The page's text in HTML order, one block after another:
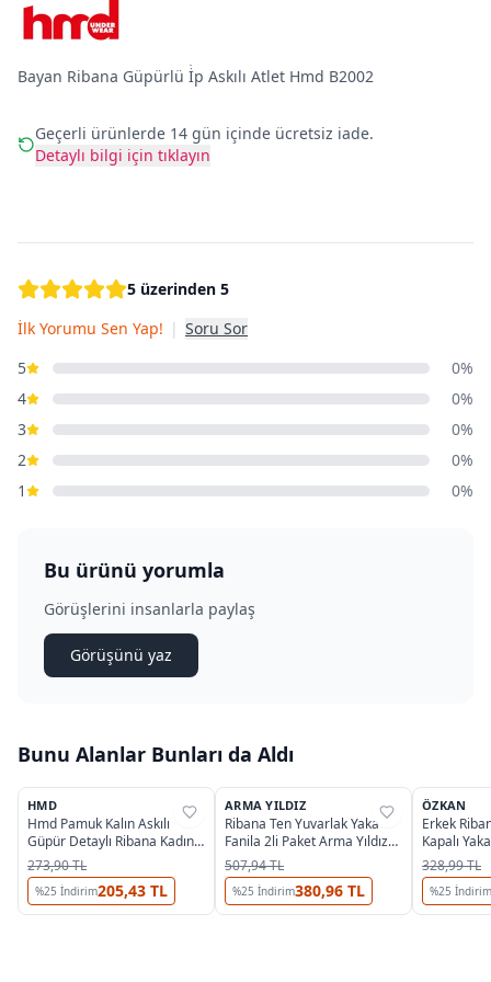
Bayan Ribana Güpürlü İ̇p Askılı Atlet Hmd B2002
Geçerli ürünlerde 14 gün içinde ücretsiz iade.
Detaylı bilgi için tıklayın
5 üzerinden 5
İlk Yorumu Sen Yap! | Soru Sor
5
0%
4
0%
3
0%
2
0%
1
0%
Bu ürünü yorumla
Görüşlerini insanlarla paylaş
Görüşünü yaz
Bunu Alanlar Bunları da Aldı
%38
HMD
Hmd Pamuk Kalın Askılı
Güpür Detaylı Ribana Kadın
Atlet 2001
273,90 TL
%25 İndirim205,43 TL
%28
ARMA YILDIZ
Ribana Ten Yuvarlak Yaka
Fanila 2li Paket Arma Yıldız
3314 - 2 ADET
507,94 TL
%25 İndirim380,96 TL
%48
ÖZKAN
Erkek
Kapalı
Fanila
328,99 TL
%25 İndirim